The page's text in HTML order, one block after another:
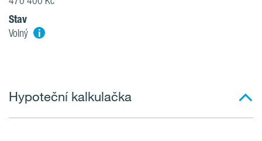
Stav
Volný i
Hypoteční kalkulačka